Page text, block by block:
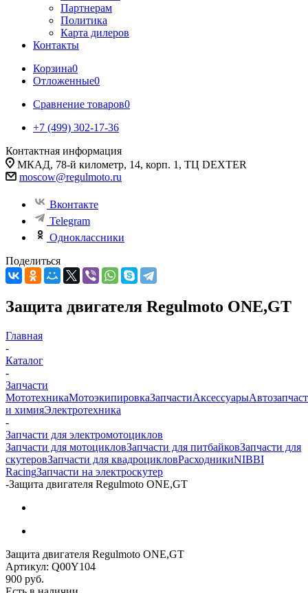
Партнерам
Политика
Карта дилеров
Контакты
Корзина0
Отложенные0
Сравнение товаров0
+7 (499) 302-17-36
Контактная информация
МКАД, 78-й километр, 14, корп. 1, ТЦ DEXTER
moscow@regulmoto.ru
Вконтакте
Telegram
Одноклассники
Поделиться
Защита двигателя Regulmoto ONE,GT
Главная
-
Каталог
-
Запчасти
МототехникаМотоэкипировкаЗапчастиАксессуары
и химияЭлектротехника
-
Запчасти для электромотоциклов
Запчасти для мотоцикловЗапчасти для питбайковЗапчасти для
скутеровЗапчасти для квадроцикловРасходникиNIBBI
RacingЗапчасти на электроскутер
-Защита двигателя Regulmoto ONE,GT
Защита двигателя Regulmoto ONE,GT
Артикул: Q00Y104
900 руб.